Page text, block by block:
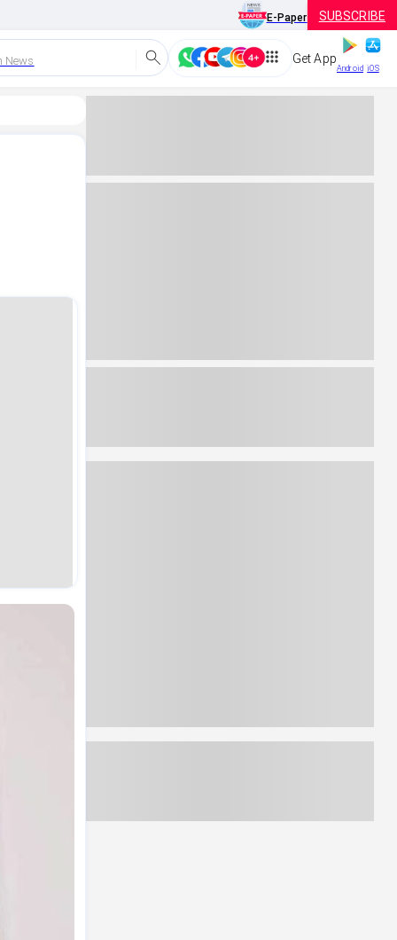
E-Paper SUBSCRIBE
News Get App
Android iOS